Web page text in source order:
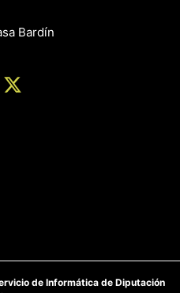
Bardín
de Informática de Diputación